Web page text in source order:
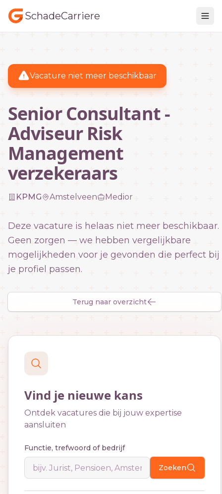
SchadeCarriere
Vacature niet meer beschikbaar
Senior Consultant -
Adviseur Risk
Management
verzekeraars
KPMG Amstelveen Medior
Deze vacature is helaas niet meer beschikbaar.
Geen zorgen — we hebben vergelijkbare
mogelijkheden voor je gevonden die perfect bij
je profiel passen.
Terug naar overzicht
Vind je nieuwe kans
Ontdek vacatures die bij jouw expertise
aansluiten
Functie, trefwoord of bedrijf
Zoeken